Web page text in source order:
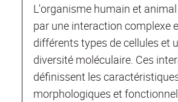
L'organisme humain et
par une interaction complexe
différents types de cellules et
diversité moléculaire. Ces
définissent les
morphologiques et